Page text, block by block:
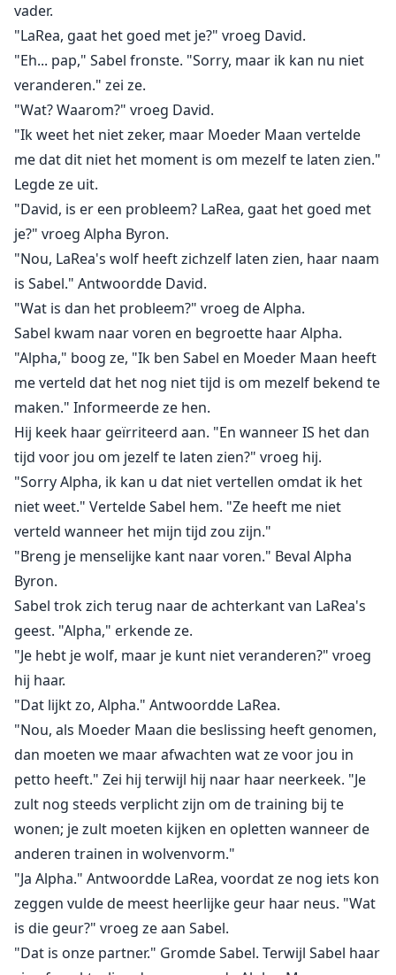
vader.
"LaRea, gaat het goed met je?" vroeg David.
"Eh... pap," Sabel fronste. "Sorry, maar ik kan nu niet
veranderen." zei ze.
"Wat? Waarom?" vroeg David.
"Ik weet het niet zeker, maar Moeder Maan vertelde
me dat dit niet het moment is om mezelf te laten zien."
Legde ze uit.
"David, is er een probleem? LaRea, gaat het goed met
je?" vroeg Alpha Byron.
"Nou, LaRea's wolf heeft zichzelf laten zien, haar naam
is Sabel." Antwoordde David.
"Wat is dan het probleem?" vroeg de Alpha.
Sabel kwam naar voren en begroette haar Alpha.
"Alpha," boog ze, "Ik ben Sabel en Moeder Maan heeft
me verteld dat het nog niet tijd is om mezelf bekend te
maken." Informeerde ze hen.
Hij keek haar geïrriteerd aan. "En wanneer IS het dan
tijd voor jou om jezelf te laten zien?" vroeg hij.
"Sorry Alpha, ik kan u dat niet vertellen omdat ik het
niet weet." Vertelde Sabel hem. "Ze heeft me niet
verteld wanneer het mijn tijd zou zijn."
"Breng je menselijke kant naar voren." Beval Alpha
Byron.
Sabel trok zich terug naar de achterkant van LaRea's
geest. "Alpha," erkende ze.
"Je hebt je wolf, maar je kunt niet veranderen?" vroeg
hij haar.
"Dat lijkt zo, Alpha." Antwoordde LaRea.
"Nou, als Moeder Maan die beslissing heeft genomen,
dan moeten we maar afwachten wat ze voor jou in
petto heeft." Zei hij terwijl hij naar haar neerkeek. "Je
zult nog steeds verplicht zijn om de training bij te
wonen; je zult moeten kijken en opletten wanneer de
anderen trainen in wolvenvorm."
"Ja Alpha." Antwoordde LaRea, voordat ze nog iets kon
zeggen vulde de meest heerlijke geur haar neus. "Wat
is die geur?" vroeg ze aan Sabel.
"Dat is onze partner." Gromde Sabel. Terwijl Sabel haar